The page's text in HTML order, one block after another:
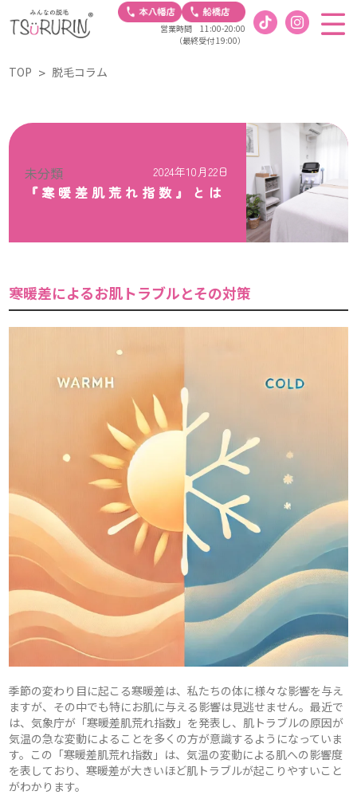
営業時間 11:00-20:00
（最終受付 19:00）
TOP 脱毛コラム
未分類 2024年10月22日
『寒暖差肌荒れ指数』とは
寒暖差によるお肌トラブルとその対策
季節の変わり目に起こる寒暖差は、私たちの体に様々な影響を与え
ますが、その中でも特にお肌に与える影響は見逃せません。最近で
は、気象庁が「寒暖差肌荒れ指数」を発表し、肌トラブルの原因が
気温の急な変動によることを多くの方が意識するようになっていま
す。この「寒暖差肌荒れ指数」は、気温の変動による肌への影響度
を表しており、寒暖差が大きいほど肌トラブルが起こりやすいこと
がわかります。